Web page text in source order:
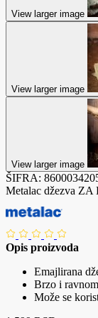
View larger image
View larger image
View larger image
ŠIFRA:
Metalac džezva
Opis proizvoda
Emajlirana
Brzo i
Može se